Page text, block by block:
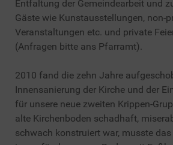
Entfaltung der Gemeindearbeit und
Gäste wie Kunstausstellungen, non-
Veranstaltungen etc. und private
(Anfragen bitte ans Pfarramt).
2010 fand die zehn Jahre
Innensanierung der Kirche und der
für unsere neue zweiten Krippen-
alte Kirchenboden schadhaft,
schwach konstruiert war, musste